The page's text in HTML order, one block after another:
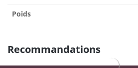
Poids
Recommandations